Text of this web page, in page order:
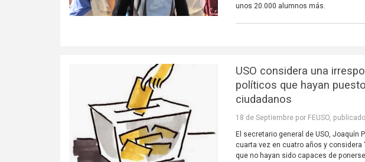
unos 20.000 alumnos más.
USO considera una
políticos que hayan
ciudadanos
18 de Septiembre por FEUSO,
El secretario general de USO,
cuarta vez en cuatro años y
que no hayan sido capaces de